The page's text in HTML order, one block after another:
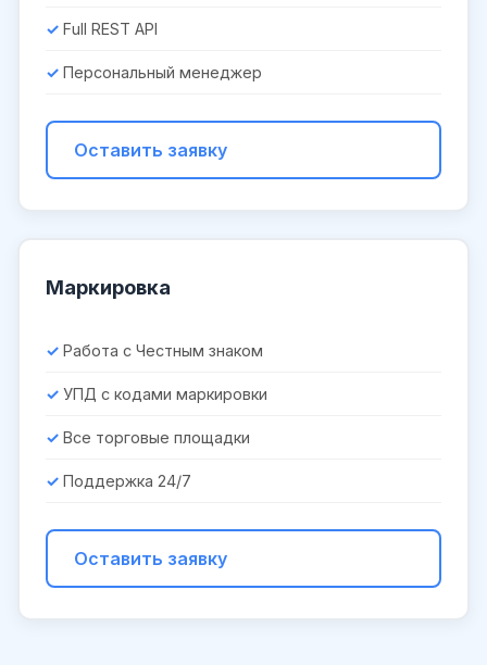
Full REST API
Персональный менеджер
Оставить заявку
Маркировка
Работа с Честным знаком
УПД с кодами маркировки
Все торговые площадки
Поддержка 24/7
Оставить заявку